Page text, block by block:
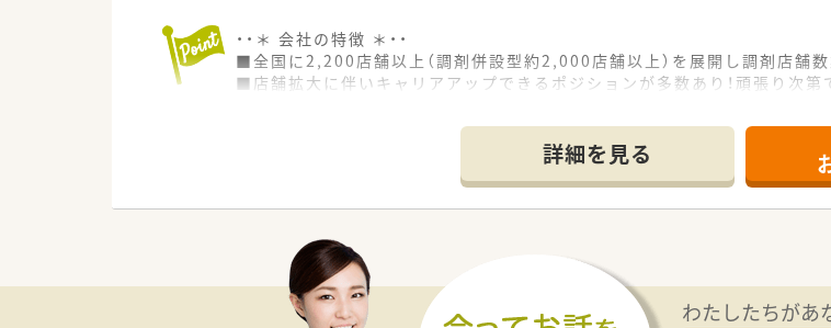
・・＊ 会社の特徴 ＊・・
■全国に2,200店舗以上（調剤併設型約2,000店舗以上）を展開し調剤店舗数
■店舗拡大に伴いキャリアアップできるポジションが多数あり！頑張り次第
■職種や職域に合わせ、豊富な社内研修や外部組織と連携した研修を用意
■薬剤師が中心の会社だからこそ活躍できるキャリアパスが多種多様に用意
■店舗拡大に伴い、エリアマネジャーや営業部長等のマネジメントのポジシ
■在宅や教育等の専門性を活かせるスペシャリストを目指すことも可能で
■その他にも、管理部門や商品部門等の本社スタッフなど活動領域は多種多
■在宅実施店舗は年々増加しており、在宅医療へもしっかりと関わる事がで
■育児休暇は3歳まで取得が可能で、時短制度は小学5年生まで時短勤務がで
■年間休日が120日とワークライフバランスが整っています
■日用品から常備薬まで、従業員割引制度など嬉しいメリットもたくさんあ
詳細を見る
わたしたちがあ